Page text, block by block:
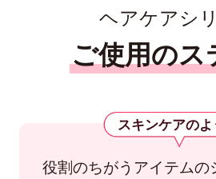
ヘアケアシ
ご使用のス
スキンケアのよ
役割のちがうアイテムの